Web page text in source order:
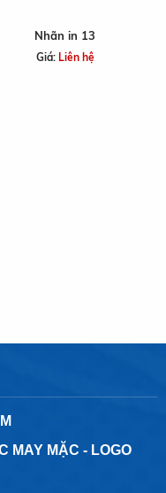
Nhãn in 13
Giá: Liên hệ
MAY MẶC - LOGO